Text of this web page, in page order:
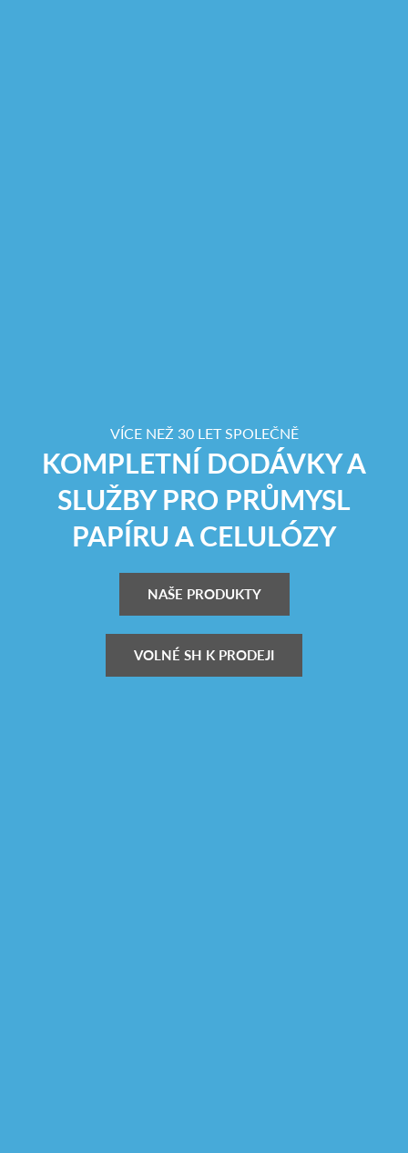
VÍCE NEŽ 30 LET SPOLEČNĚ
KOMPLETNÍ DODÁVKY A
SLUŽBY PRO PRŮMYSL
PAPÍRU A CELULÓZY
NAŠE PRODUKTY
VOLNÉ SH K PRODEJI